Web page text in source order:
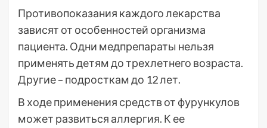
Противопоказания каждого лекарства
зависят от особенностей организма
пациента. Одни медпрепараты нельзя
применять детям до трехлетнего возраста.
Другие – подросткам до 12 лет.
В ходе применения средств от фурункулов
может развиться аллергия. К ее